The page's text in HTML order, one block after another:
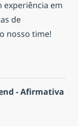
experiência em
de
nosso time!
QA
- Afirmativa